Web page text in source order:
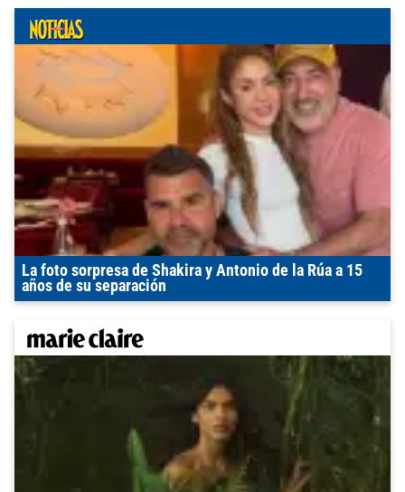
La foto sorpresa de Shakira y Antonio de la Rúa a 15
años de su separación